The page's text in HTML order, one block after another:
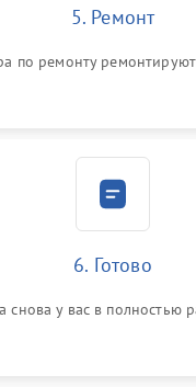
5. Ремонт
по ремонту
6. Готово
снова у вас в полностью